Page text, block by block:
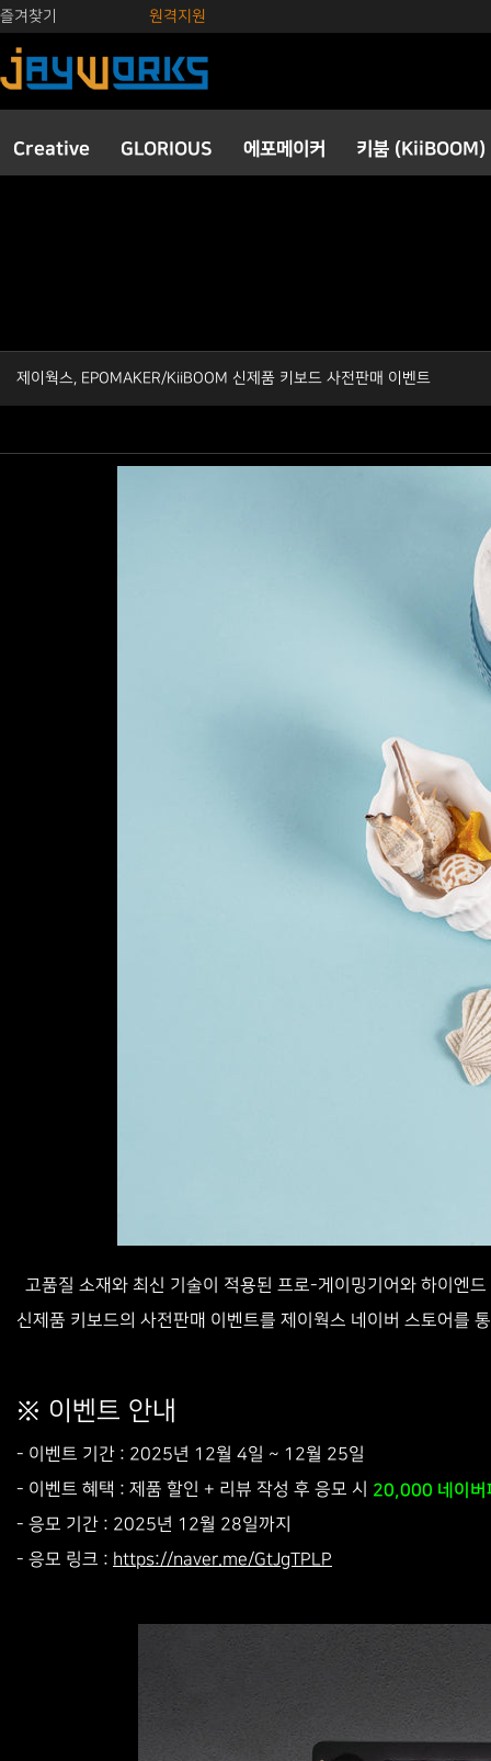
즐겨찾기 원격지원
Creative GLORIOUS 에포메이커 키붐 (KiiBOOM)
제이웍스, EPOMAKER/KiiBOOM 신제품 키보드 사전판매 이벤트
고품질 소재와 최신 기술이 적용된 프로-게이밍기어와 하이엔
신제품 키보드의 사전판매 이벤트를 제이웍스 네이버 스토어를
※ 이벤트 안내
- 이벤트 기간 : 2025년 12월 4일 ~ 12월 25일
- 이벤트 혜택 : 제품 할인 + 리뷰 작성 후 응모 시 20,000 네이버
- 응모 기간 : 2025년 12월 28일까지
- 응모 링크 : https://naver.me/GtJgTPLP